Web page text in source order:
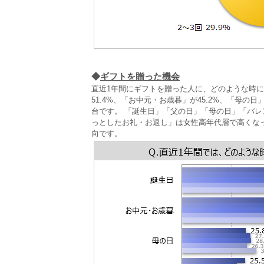
◆ギフトを贈った機会
直近1年間にギフトを贈った人に、どのような時
51.4%、「お中元・お歳暮」が45.2%、「母の日
台です。 「誕生日」「父の日」「母の日」「バ
っとしたお礼・お返し」は女性高年代層で高く
向です。